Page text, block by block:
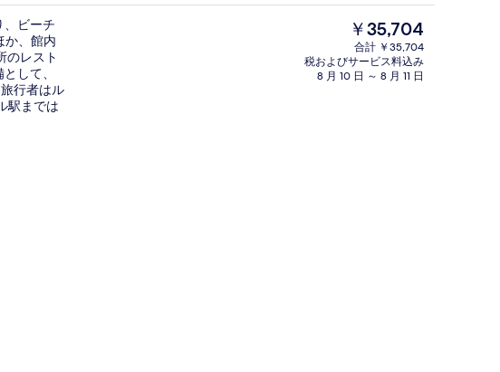
4 か所のバー / ラウンジ、プールサイドバー、ビーチバー部屋からの景観
、ビーチ
か、館内
のレスト
して、
行者はル
駅までは
現
在
の
料
￥35,704
合計 ￥35,704
税およびサービス料込み
8 月 10 日 ～ 8 月 11 日